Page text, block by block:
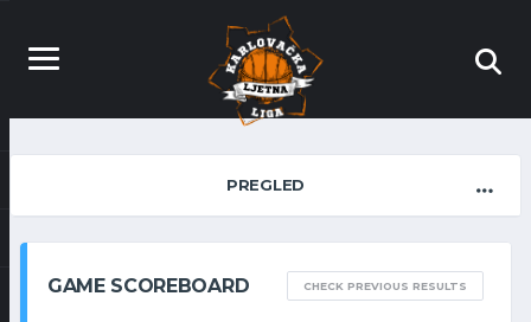
PREGLED
GAME SCOREBOARD CHECK PREVIOUS RESULTS